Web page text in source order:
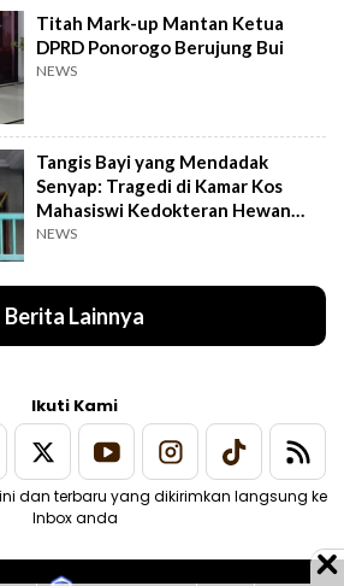
Titah Mark-up Mantan Ketua
DPRD Ponorogo Berujung Bui
NEWS
Tangis Bayi yang Mendadak
Senyap: Tragedi di Kamar Kos
Mahasiswi Kedokteran Hewan
Surabaya
NEWS
Berita Lainnya
Ikuti Kami
dan terbaru yang dikirimkan langsung ke
Inbox anda